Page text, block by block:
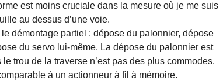
est moins cruciale dans la mesure où je me suis
au dessus d’une voie.
démontage partiel : dépose du palonnier, dépose
du servo lui-même. La dépose du palonnier est
trou de la traverse n’est pas des plus commodes.
à un actionneur à fil à mémoire.